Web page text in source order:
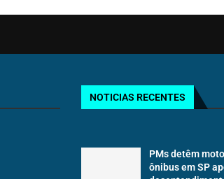
NOTICIAS RECENTES
PMs detêm
ônibus em SP